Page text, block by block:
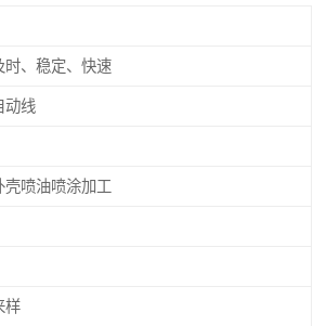
时、稳定、快速
动线
壳喷油喷涂加工
样